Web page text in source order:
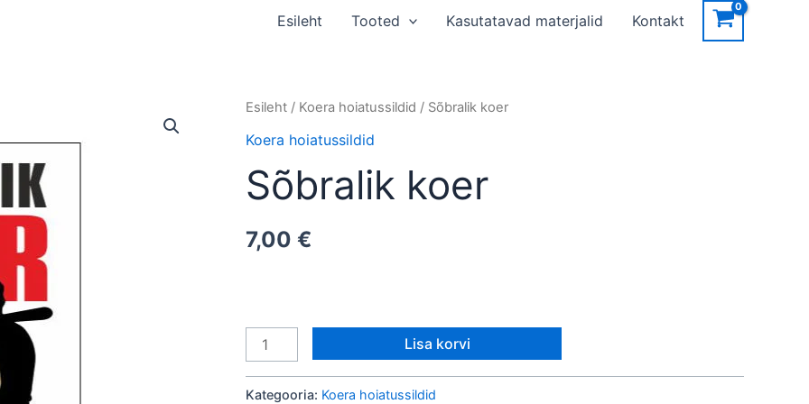
Esileht Tooted Kasutatavad materjalid Kontakt
Esileht / Koera hoiatussildid / Sõbralik koer
Koera hoiatussildid
Sõbralik koer
7,00 €
Sõbralik
Lisa korvi
Kategooria: Koera hoiatussildid